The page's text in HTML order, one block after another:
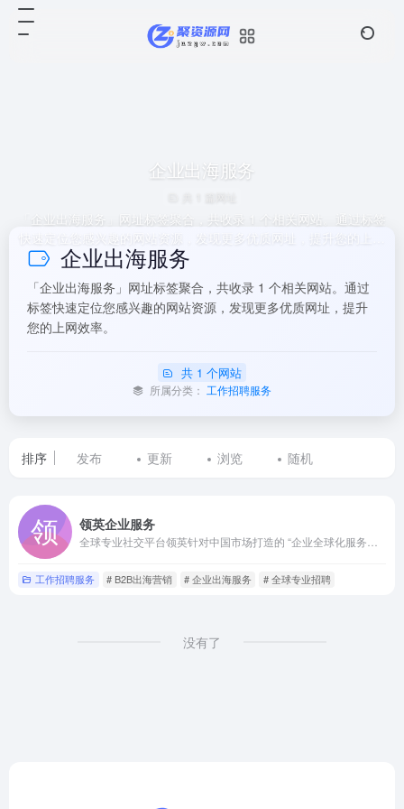
企业出海服务
「企业出海服务」网址标签聚合，共收录 1 个相关网站。通过标签
快速定位您感兴趣的网站资源，发现更多优质网址，提升您的上网
效率。
企业出海服务
「企业出海服务」网址标签聚合，共收录 1 个相关网站。通过
标签快速定位您感兴趣的网站资源，发现更多优质网址，提升
您的上网效率。
共 1 个网站
所属分类： 工作招聘服务
排序 发布 更新 浏览 随机
标
签
为
领英企业服务
工作招聘服务 # B2B出海营销 # 企业出海服务 # 全球专业招聘
没有了